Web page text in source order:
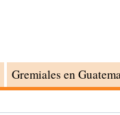
Gremiales en